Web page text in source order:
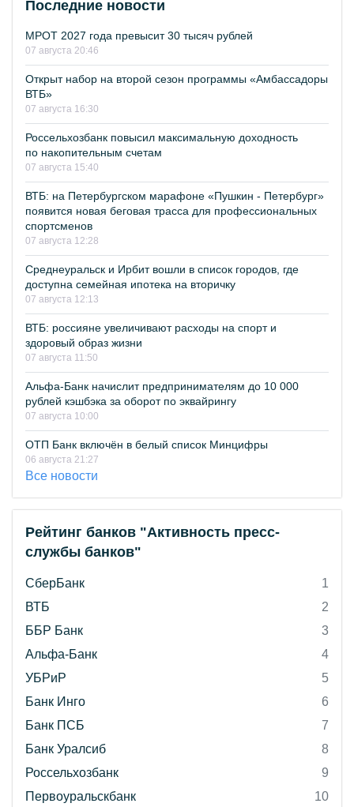
Последние новости
МРОТ 2027 года превысит 30 тысяч рублей
07 августа 20:46
Открыт набор на второй сезон программы «Амбассадоры
ВТБ»
07 августа 16:30
Россельхозбанк повысил максимальную доходность
по накопительным счетам
07 августа 15:40
ВТБ: на Петербургском марафоне «Пушкин - Петербург»
появится новая беговая трасса для профессиональных
спортсменов
07 августа 12:28
Среднеуральск и Ирбит вошли в список городов, где
доступна семейная ипотека на вторичку
07 августа 12:13
ВТБ: россияне увеличивают расходы на спорт и
здоровый образ жизни
07 августа 11:50
Альфа-Банк начислит предпринимателям до 10 000
рублей кэшбэка за оборот по эквайрингу
07 августа 10:00
ОТП Банк включён в белый список Минцифры
06 августа 21:27
Все новости
Рейтинг банков "Активность пресс-
службы банков"
СберБанк
1
ВТБ
2
ББР Банк
3
Альфа-Банк
4
УБРиР
5
Банк Инго
6
Банк ПСБ
7
Банк Уралсиб
8
Россельхозбанк
9
Первоуральскбанк
10